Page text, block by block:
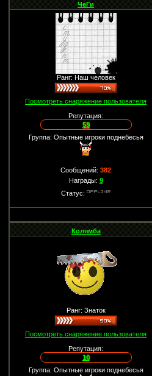
ЧеГи
Ранг: Наш человек
Посмотреть снаряжение пользователя
Репутация:
59
Группа: Опытные игроки поднебесья
Сообщений:382
Награды: 9
Статус:
Колямба
Ранг: Знаток
Посмотреть снаряжение пользователя
Репутация:
10
Группа: Опытные игроки поднебесья